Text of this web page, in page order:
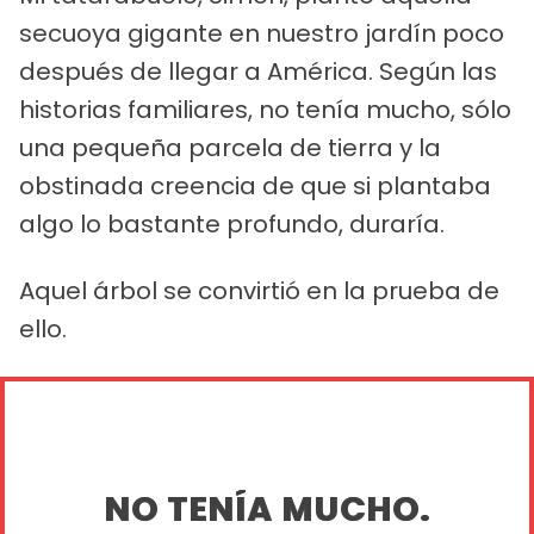
secuoya gigante en nuestro jardín poco
después de llegar a América. Según las
historias familiares, no tenía mucho, sólo
una pequeña parcela de tierra y la
obstinada creencia de que si plantaba
algo lo bastante profundo, duraría.
Aquel árbol se convirtió en la prueba de
ello.
NO TENÍA MUCHO.